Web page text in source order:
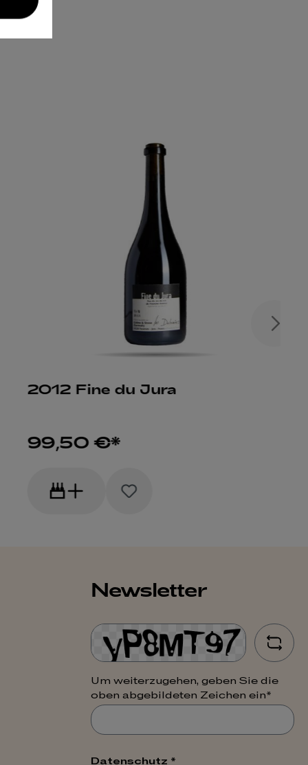
2012 Fine du Jura
99,50 €*
Newsletter
Um weiterzugehen, geben Sie die
oben abgebildeten Zeichen ein*
Datenschutz *